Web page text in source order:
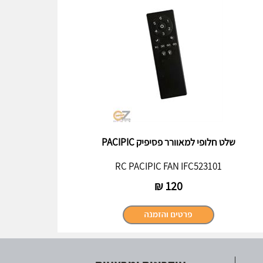
שלט חלופי למאוורר פסיפיק PACIPIC
RC PACIPIC FAN IFC523101
120
₪